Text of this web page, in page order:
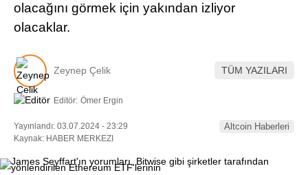
olacağını görmek için yakından izliyor
olacaklar.
Zeynep Çelik TÜM YAZILARI
Editör: Ömer Ergin
Yayınlandı: 03.07.2024 - 23:29
Kaynak: HABER MERKEZI
Altcoin Haberleri